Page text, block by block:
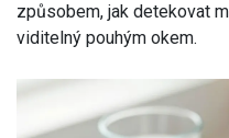
způsobem, jak detekovat
viditelný pouhým okem.